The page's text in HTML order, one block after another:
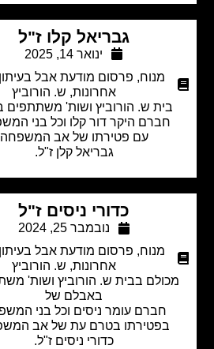
גבריאל קלו ז"ל
ינואר 14, 2025
מנוח,
פרסום מודעת אבל בעיתון ידיעות
אחרונות,ש. הורוביץ
בית ש. הורוביץ ושות' משתתפים בצער
חברם היקר דור קלו וכל בני המשפחה
עם פטירתו של אב המשפחה
גבריאל קלן ז"ל.
כדורי ניסים ז"ל
נובמבר 25, 2024
מנוח,
פרסום מודעת אבל בעיתון ידיעות
אחרונות,ש. הורוביץ
בבית ש. הורוביץ ושות' משתתפים
באבלם של
חברם עומר ניסים וכל בני המשפחה
בפטירתו בטרם עת של אב המשפחה
כדורי ניסים ז"ל.